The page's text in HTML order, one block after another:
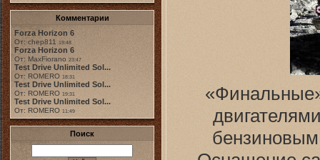
Комментарии
Forza Horizon 6
От: chep811 19:48
Forza Horizon 6
От: MaxFiorano 23:47
Test Drive Unlimited Sol...
От: ROMERO 18:31
Test Drive Unlimited Sol...
От: ROMERO 19:31
Test Drive Unlimited Sol...
От: ROMERO 11:49
Поиск